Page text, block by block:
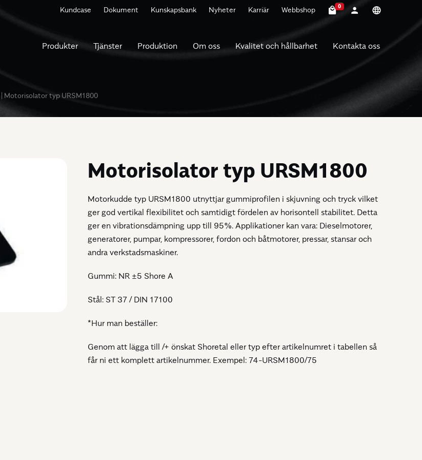
Kundcase Dokument Kunskapsbank Nyheter Karriär Webbshop 0
Produkter Tjänster Produktion Om oss Kvalitet och hållbarhet Kontakta oss
Motorisolator typ URSM1800
Motorisolator typ URSM1800
Motorkudde typ URSM1800 utnyttjar gummiprofilen i skjuvning och tryck vilket
ger god vertikal flexibilitet och samtidigt fördelen av horisontell stabilitet. Detta
ger en vibrationsdämpning upp till 95%. Applikationer kan vara: Dieselmotorer,
generatorer, pumpar, kompressorer, fordon och båtmotorer, pressar, stansar och
andra verkstadsmaskiner.
Gummi: NR ±5 Shore A
Stål: ST 37 / DIN 17100
*Hur man beställer:
Genom att lägga till /+ önskat Shoretal eller typ efter artikelnumret i tabellen så
får ni ett komplett artikelnummer. Exempel: 74-URSM1800/75